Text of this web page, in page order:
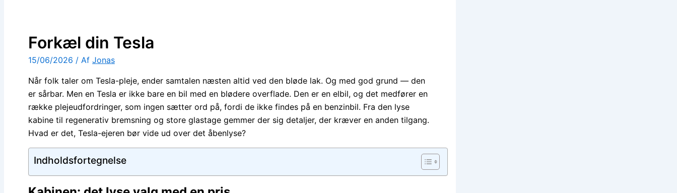
Forkæl din Tesla
15/06/2026 / Af Jonas
Når folk taler om Tesla-pleje, ender samtalen næsten altid ved den bløde lak. Og med god grund — den
er sårbar. Men en Tesla er ikke bare en bil med en blødere overflade. Den er en elbil, og det medfører en
række plejeudfordringer, som ingen sætter ord på, fordi de ikke findes på en benzinbil. Fra den lyse
kabine til regenerativ bremsning og store glastage gemmer der sig detaljer, der kræver en anden tilgang.
Hvad er det, Tesla-ejeren bør vide ud over det åbenlyse?
Indholdsfortegnelse